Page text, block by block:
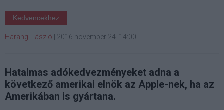
Kedvencekhez
Harangi László 2016 november 24. 14:00
Hatalmas adókedvezményeket adna a
következő amerikai elnök az Apple-nek, ha az
Amerikában is gyártana.